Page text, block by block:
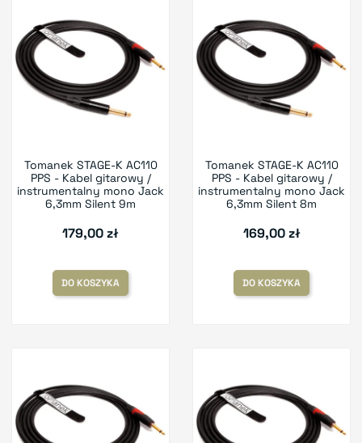
Tomanek STAGE-K AC110
PPS - Kabel gitarowy /
instrumentalny mono Jack
6,3mm Silent 9m
179,00 zł
DO KOSZYKA
Tomanek STAGE-K AC110
PPS - Kabel gitarowy /
instrumentalny mono Jack
6,3mm Silent 8m
169,00 zł
DO KOSZYKA